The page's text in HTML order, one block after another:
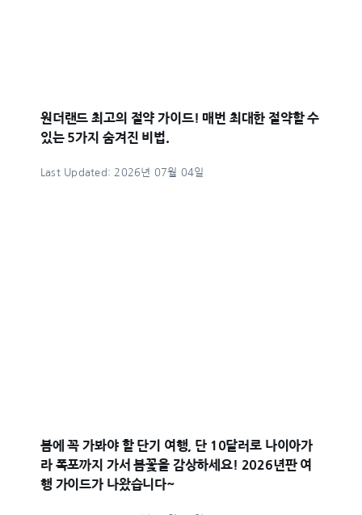
원더랜드 최고의 절약 가이드! 매번 최대한 절약할 수
있는 5가지 숨겨진 비법.
Last Updated: 2026년 07월 04일
봄에 꼭 가봐야 할 단기 여행, 단 10달러로 나이아가
라 폭포까지 가서 봄꽃을 감상하세요! 2026년판 여
행 가이드가 나왔습니다~